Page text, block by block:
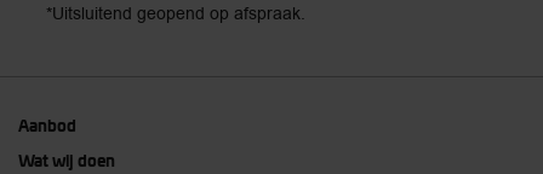
*Uitsluitend geopend op afspraak.
Aanbod
Wat wij doen